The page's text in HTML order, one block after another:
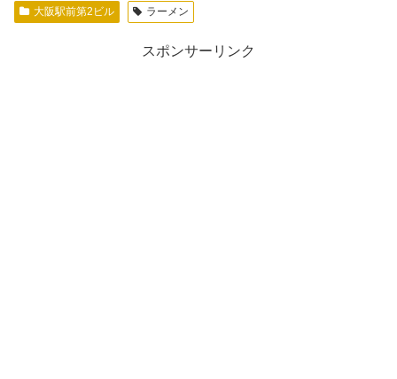
大阪駅前第2ビル ラーメン
スポンサーリンク